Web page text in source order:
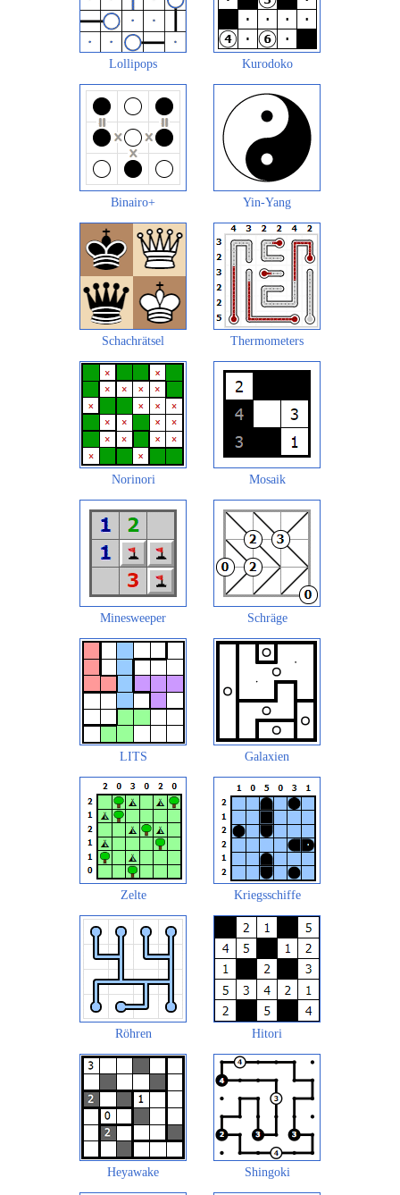
Lollipops Kurodoko
Binairo+ Yin-Yang
Schachrätsel Thermometers
Norinori Mosaik
Minesweeper Schräge
LITS Galaxien
Zelte Kriegsschiffe
Röhren Hitori
Heyawake Shingoki